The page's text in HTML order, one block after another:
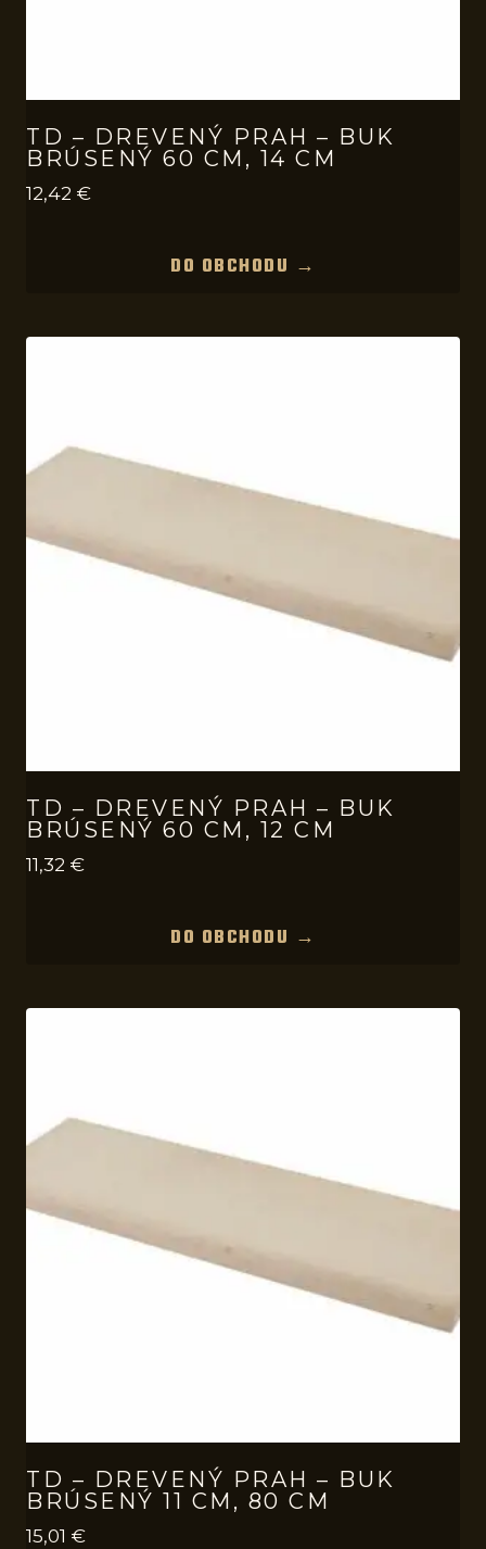
TD – DREVENÝ PRAH – BUK
BRÚSENÝ 60 CM, 14 CM
12,42 €
DO OBCHODU →
TD – DREVENÝ PRAH – BUK
BRÚSENÝ 60 CM, 12 CM
11,32 €
DO OBCHODU →
TD – DREVENÝ PRAH – BUK
BRÚSENÝ 11 CM, 80 CM
15,01 €